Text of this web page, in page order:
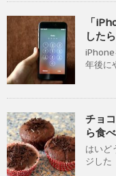
「
した
iPhone
年後に
チョ
ら食
はいど
ジした